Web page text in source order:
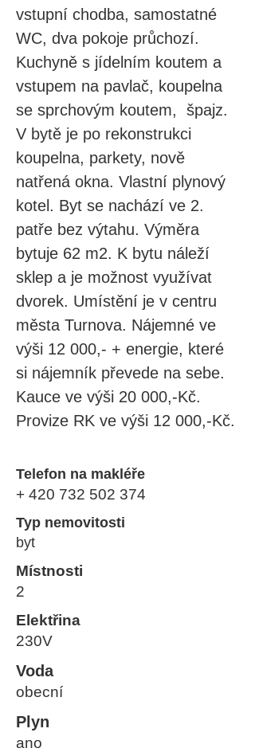
vstupní chodba, samostatné
WC, dva pokoje průchozí.
Kuchyně s jídelním koutem a
vstupem na pavlač, koupelna
se sprchovým koutem,  špajz.
V bytě je po rekonstrukci
koupelna, parkety, nově
natřená okna. Vlastní plynový
kotel. Byt se nachází ve 2.
patře bez výtahu. Výměra
bytuje 62 m2. K bytu náleží
sklep a je možnost využívat
dvorek. Umístění je v centru
města Turnova. Nájemné ve
výši 12 000,- + energie, které
si nájemník převede na sebe.
Kauce ve výši 20 000,-Kč.
Provize RK ve výši 12 000,-Kč.
Telefon na makléře
+ 420 732 502 374
Typ nemovitosti
byt
Místnosti
2
Elektřina
230V
Voda
obecní
Plyn
ano